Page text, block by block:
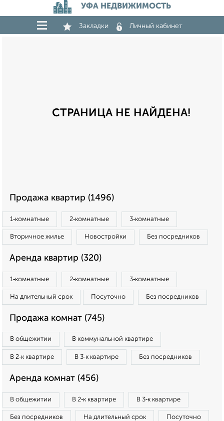
УФА НЕДВИЖИМОСТЬ
Закладки Личный кабинет
СТРАНИЦА НЕ НАЙДЕНА!
Продажа квартир (1496)
1‑комнатные 2‑комнатные 3‑комнатные
Вторичное жилье Новостройки Без посредников
Аренда квартир (320)
1‑комнатные 2‑комнатные 3‑комнатные
На длительный срок Посуточно Без посредников
Продажа комнат (745)
В общежитии В коммунальной квартире
В 2‑к квартире В 3‑к квартире Без посредников
Аренда комнат (456)
В общежитии В 2‑к квартире В 3‑к квартире
Без посредников На длительный срок Посуточно